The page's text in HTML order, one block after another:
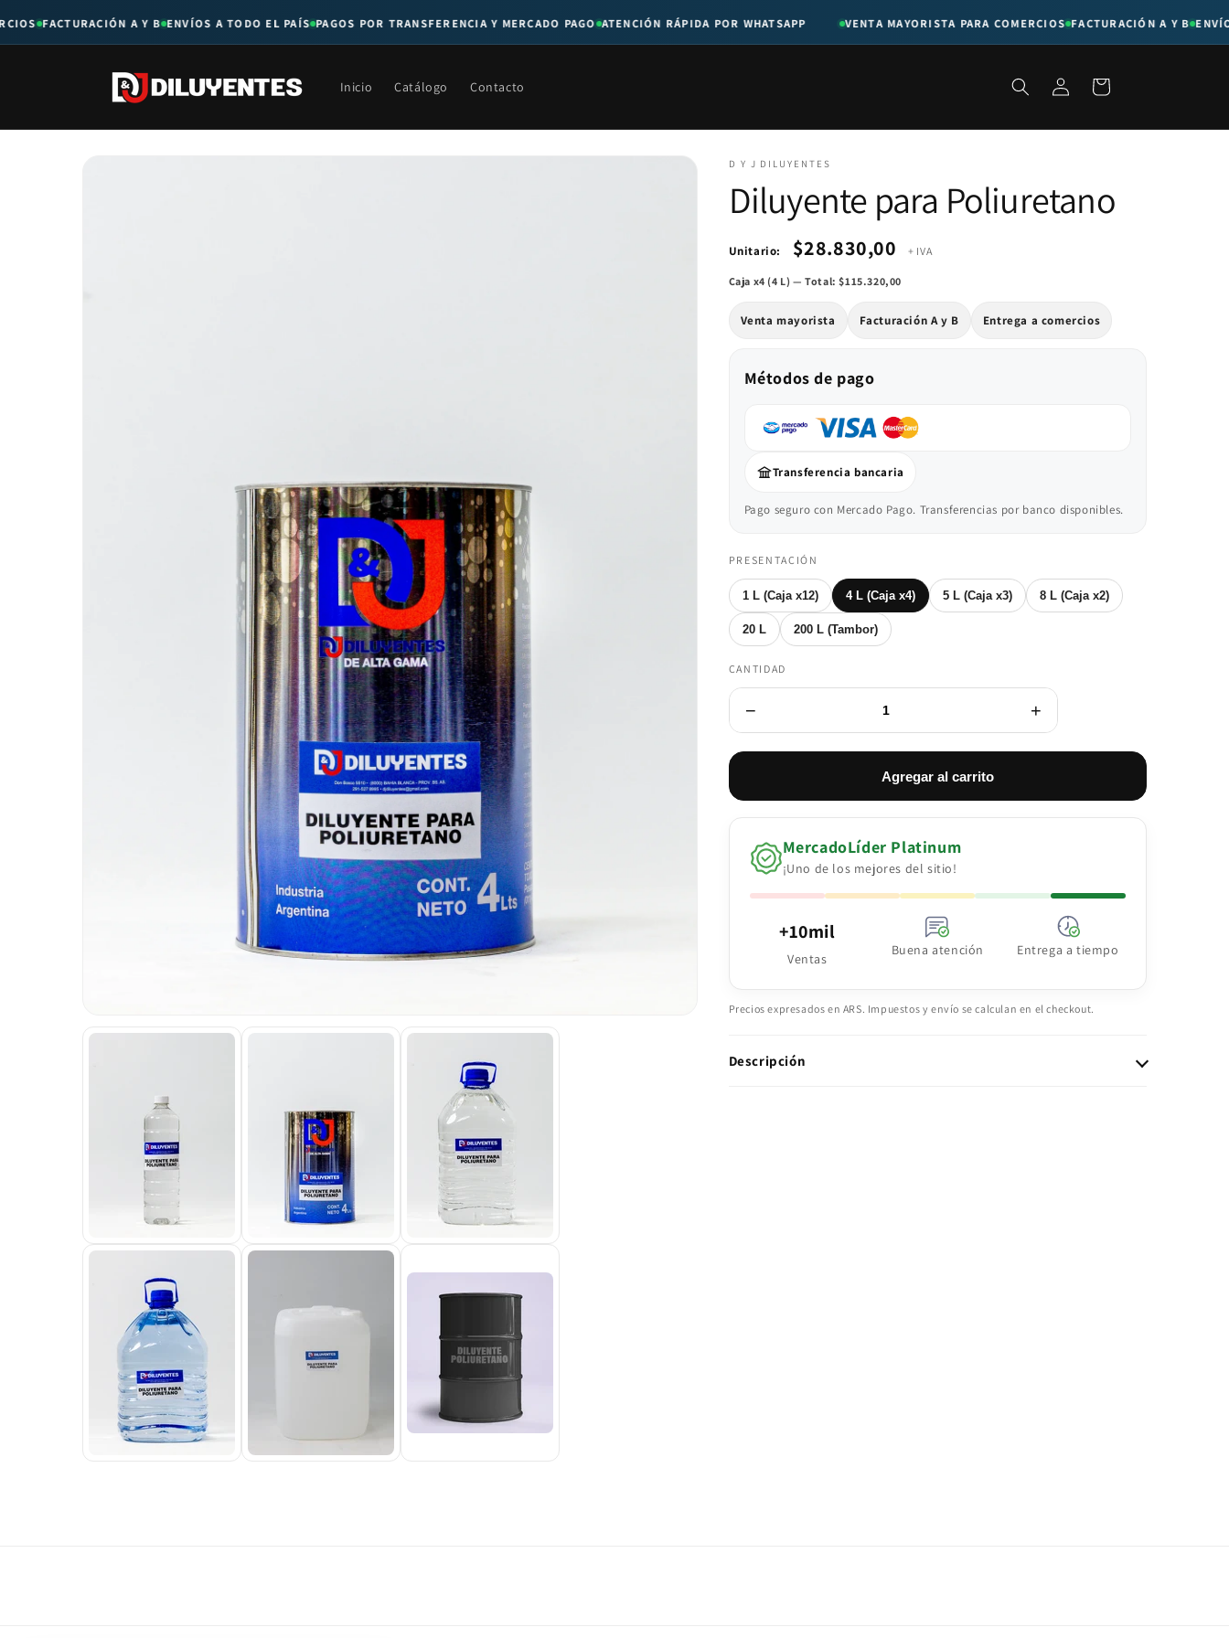
directamente
FACTURACIÓN A Y B ENVÍOS A TODO EL PAÍS PAGOS POR TRANSFERENCIA Y MERCADO PAGO ATENCIÓN RÁPIDA POR WHATSAPP VENTA MAYORISTA PARA COMERCIOS FACTURACIÓN A Y B ENVÍOS
Inicio Catálogo Contacto
Iniciar
sesión
Carrito
D Y J DILUYENTES
Diluyente para Poliuretano
Unitario: $28.830,00 + IVA
Caja x4 (4 L) — Total:$115.320,00
Venta mayorista Facturación A y B Entrega a comercios
Métodos de pago
Transferencia bancaria
Pago seguro con Mercado Pago. Transferencias por banco disponibles.
PRESENTACIÓN
1 L (Caja x12) 4 L (Caja x4) 5 L (Caja x3) 8 L (Caja x2)
20 L 200 L (Tambor)
CANTIDAD
− +
Agregar al carrito
MercadoLíder Platinum
¡Uno de los mejores del sitio!
+10mil
Ventas
Buena atención Entrega a tiempo
Precios expresados en ARS. Impuestos y envío se calculan en el checkout.
Descripción